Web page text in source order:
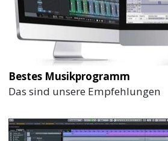
Bestes Musikprogramm
Das sind unsere Empfehlungen